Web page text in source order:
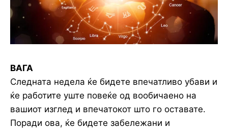
ВАГА
Следната недела ќе бидете впечатливо убави и
ќе работите уште повеќе од вообичаено на
вашиот изглед и впечатокот што го оставате.
Поради ова, ќе бидете забележани и